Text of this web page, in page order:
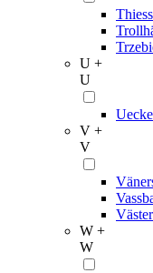
U +
U
V +
V
W +
W